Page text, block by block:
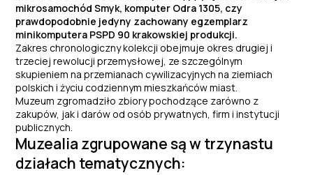
mikrosamochód Smyk, komputer Odra 1305, czy
prawdopodobnie jedyny zachowany egzemplarz
minikomputera PSPD 90 krakowskiej produkcji.
Zakres chronologiczny kolekcji obejmuje okres drugiej i
trzeciej rewolucji przemysłowej, ze szczególnym
skupieniem na przemianach cywilizacyjnych na ziemiach
polskich i życiu codziennym mieszkańców miast.
Muzeum zgromadziło zbiory pochodzące zarówno z
zakupów, jak i darów od osób prywatnych, firm i instytucji
publicznych.
Muzealia zgrupowane są w trzynastu
działach tematycznych: